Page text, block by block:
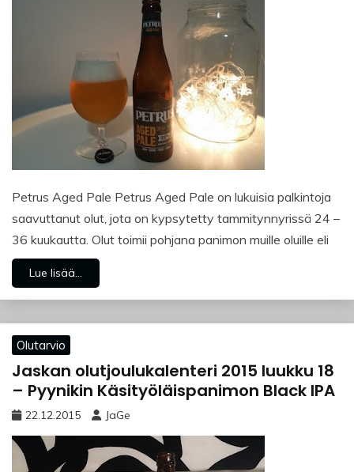
Petrus Aged Pale Petrus Aged Pale on lukuisia palkintoja
saavuttanut olut, jota on kypsytetty tammitynnyrissä 24 –
36 kuukautta. Olut toimii pohjana panimon muille oluille eli
Lue lisää...
Olutarvio
Jaskan olutjoulukalenteri 2015 luukku 18
– Pyynikin Käsityöläispanimon Black IPA
22.12.2015 JaGe